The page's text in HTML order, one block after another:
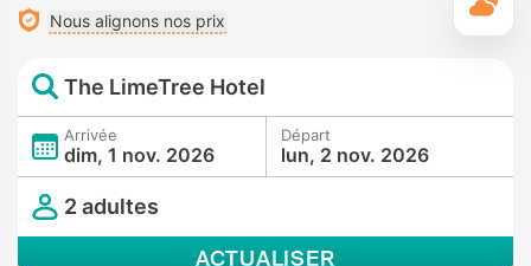
Nous alignons nos prix
The LimeTree Hotel
Arrivée
dim, 1 nov. 2026
Départ
lun, 2 nov. 2026
2 adultes
ACTUALISER